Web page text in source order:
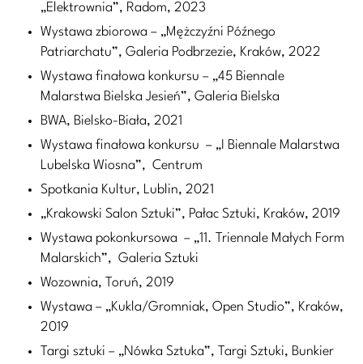
„Elektrownia”, Radom, 2023
Wystawa zbiorowa – „Mężczyźni Późnego
Patriarchatu”, Galeria Podbrzezie, Kraków, 2022
Wystawa finałowa konkursu – „45 Biennale
Malarstwa Bielska Jesień”, Galeria Bielska
BWA, Bielsko-Biała, 2021
Wystawa finałowa konkursu – „I Biennale Malarstwa
Lubelska Wiosna”, Centrum
Spotkania Kultur, Lublin, 2021
„Krakowski Salon Sztuki”, Pałac Sztuki, Kraków, 2019
Wystawa pokonkursowa – „11. Triennale Małych Form
Malarskich”, Galeria Sztuki
Wozownia, Toruń, 2019
Wystawa – „Kukla/Gromniak, Open Studio”, Kraków,
2019
Targi sztuki – „Nówka Sztuka”, Targi Sztuki, Bunkier